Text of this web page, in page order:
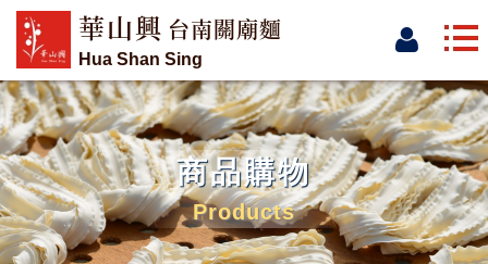
華山興 台南關廟麵
Hua Shan Sing
商品購物
Products